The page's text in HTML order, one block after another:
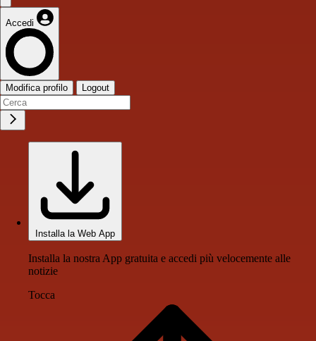
Accedi
Modifica profilo Logout
Installa la Web App
Installa la nostra App gratuita e accedi più velocemente alle
notizie
Tocca